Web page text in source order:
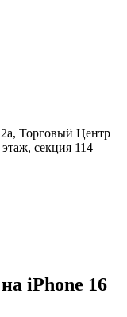
Торговый Центр
секция 114
iPhone 16